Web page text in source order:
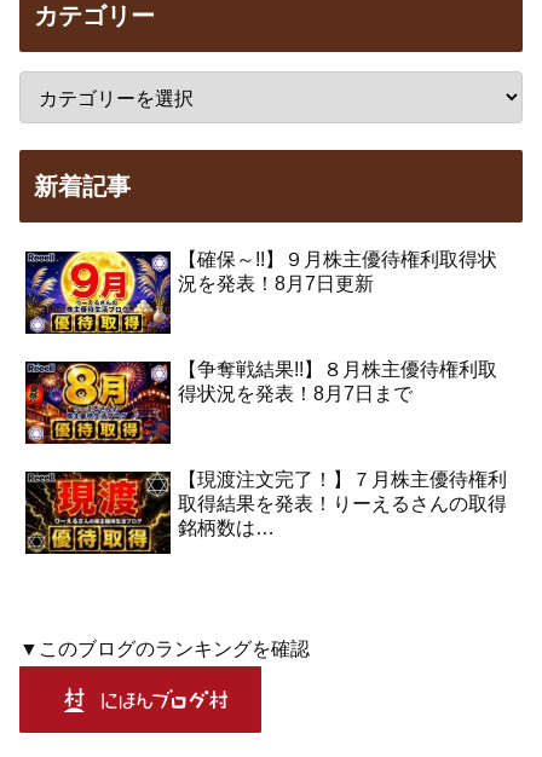
カテゴリー
新着記事
【確保～!!】９月株主優待権利取得状
況を発表！8月7日更新
【争奪戦結果!!】８月株主優待権利取
得状況を発表！8月7日まで
【現渡注文完了！】７月株主優待権利
取得結果を発表！りーえるさんの取得
銘柄数は…
▼このブログのランキングを確認